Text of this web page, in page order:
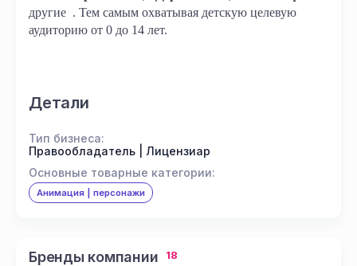
другие . Тем самым охватывая детскую целевую
аудиторию от 0 до 14 лет.
Детали
Тип бизнеса:
Правообладатель | Лицензиар
Основные товарные категории:
Анимация | персонажи
Бренды компании 18